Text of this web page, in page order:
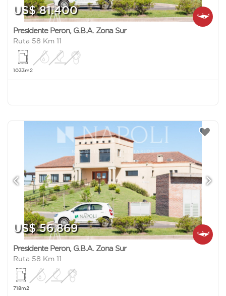
US$ 81.400
Presidente Peron, G.B.A. Zona Sur
Ruta 58 Km 11
1033m2
US$ 56.869
Presidente Peron, G.B.A. Zona Sur
Ruta 58 Km 11
718m2